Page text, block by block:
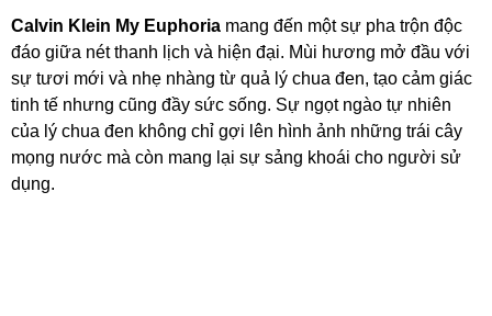
Calvin Klein My Euphoria mang đến một sự pha trộn độc
đáo giữa nét thanh lịch và hiện đại. Mùi hương mở đầu với
sự tươi mới và nhẹ nhàng từ quả lý chua đen, tạo cảm giác
tinh tế nhưng cũng đầy sức sống. Sự ngọt ngào tự nhiên
của lý chua đen không chỉ gợi lên hình ảnh những trái cây
mọng nước mà còn mang lại sự sảng khoái cho người sử
dụng.